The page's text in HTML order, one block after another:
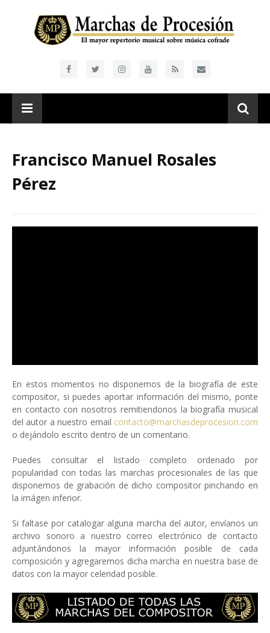
Francisco Manuel Rosales
Pérez
En estos momentos no disponemos de la biografía de este
compositor, si puedes aportar información del mismo, ponte
en contacto con nosotros remitiendonos la biografía musical
del autor a nuestro email contacto@marchasdeprocesion.com
o dejándolo escrito dentro de un comentario.
Puedes consultar el listado completo ordenado por
popularidad con todas las marchas procesionales de las que
disponemos de grabación de dicho compositor pinchando en
la imágen inferior.
Si faltase por catalogar alguna marcha del autor, envíanos un
archivo sonoro a nuestro correo electrónico de contacto
adjuntándonos la mayor información posible de cada
composición y agregaremos dicha marcha en nuestra base de
datos con la mayor celeridad posible.